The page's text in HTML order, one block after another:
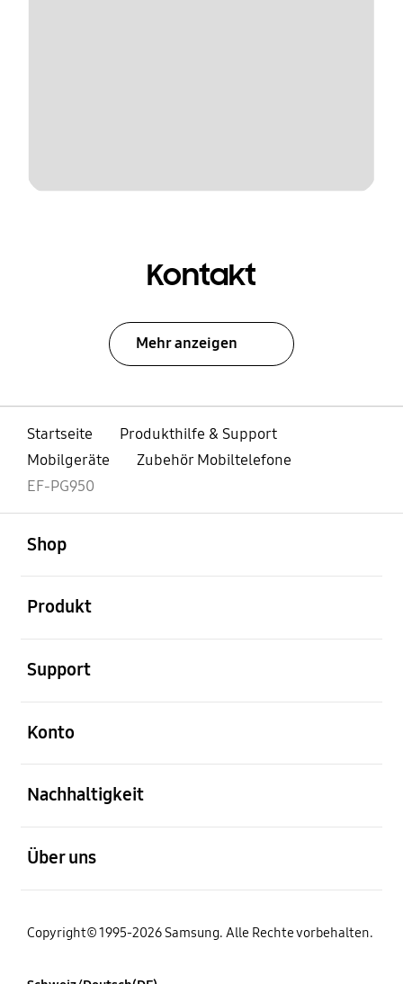
Kontakt
Mehr anzeigen
Startseite
Produkthilfe & Support
Mobilgeräte
Zubehör Mobiltelefone
EF-PG950
Shop
Produkt
Support
Konto
Nachhaltigkeit
Über uns
Copyright© 1995-2026 Samsung. Alle Rechte vorbehalten.